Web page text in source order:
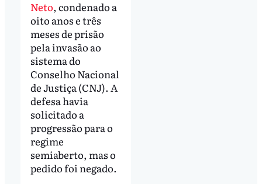
Neto, condenado a
oito anos e três
meses de prisão
pela invasão ao
sistema do
Conselho Nacional
de Justiça (CNJ). A
defesa havia
solicitado a
progressão para o
regime
semiaberto, mas o
pedido foi negado.